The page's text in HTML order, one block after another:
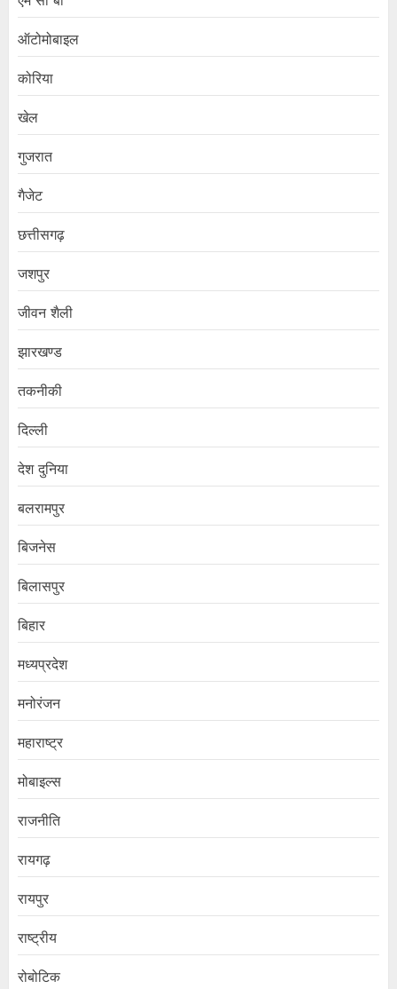
ऑटोमोबाइल
कोरिया
खेल
गुजरात
गैजेट
छत्तीसगढ़
जशपुर
जीवन शैली
झारखण्ड
तकनीकी
दिल्ली
देश दुनिया
बलरामपुर
बिजनेस
बिलासपुर
बिहार
मध्यप्रदेश
मनोरंजन
महाराष्ट्र
मोबाइल्स
राजनीति
रायगढ़
रायपुर
राष्ट्रीय
रोबोटिक